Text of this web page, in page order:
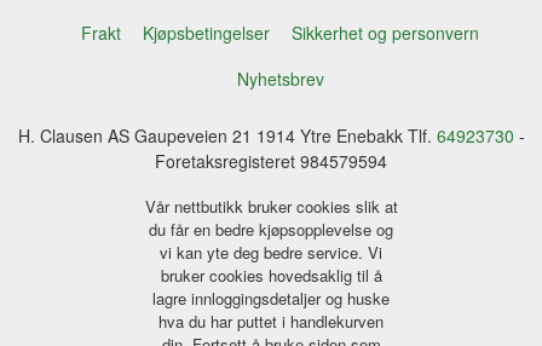
Frakt Kjøpsbetingelser
Sikkerhet og personvern
Nyhetsbrev
H. Clausen AS Gaupeveien 21 1914 Ytre Enebakk Tlf. 64923730 -
Foretaksregisteret 984579594
Vår nettbutikk bruker cookies slik at
du får en bedre kjøpsopplevelse og
vi kan yte deg bedre service. Vi
bruker cookies hovedsaklig til å
lagre innloggingsdetaljer og huske
hva du har puttet i handlekurven